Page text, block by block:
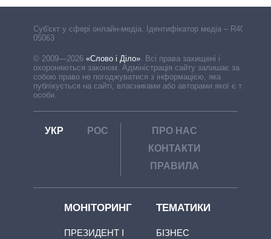
Cуб'єкт у сфері онлайн-медіа. Ідентифікатор медіа – R40-
05063
© 2009—2026 «Слово і Діло» Всі права захищені і
охороняються законом. Адміністрація сайту залишає за
собою право не погоджуватися з інформацією, яка
публікується на сайті, власниками або авторами якої є треті
особи.
УКР РОС
ПРО НАС
КОНТАКТИ
ПРАВИЛА
МОНІТОРИНГ
ПРЕЗИДЕНТ І
ТЕМАТИКИ
БІЗНЕС